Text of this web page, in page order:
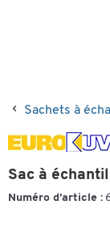
Sachets à
Sac à
Numéro d’article :